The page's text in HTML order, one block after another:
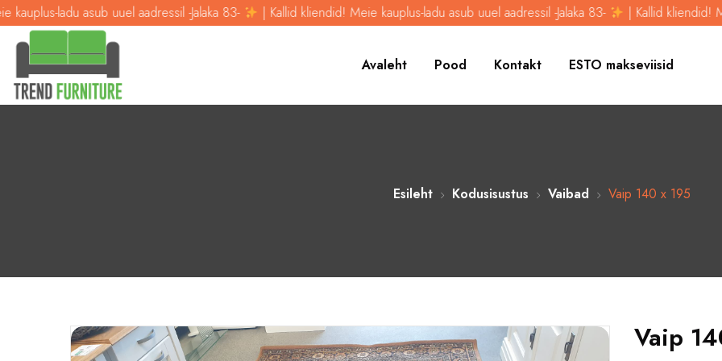
uuel aadressil -Jalaka 83- | Kallid kliendid! Meie kauplus-ladu asub uuel aadressil -Jalaka 83- | Kallid kliendid! Meie kauplus-ladu
Avaleht Pood Kontakt ESTO makseviisid
Esileht Kodusisustus Vaibad Vaip 140 x 195
Vaip